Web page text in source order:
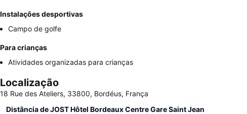
Instalações desportivas
Campo de golfe
Para crianças
Atividades organizadas para crianças
Localização
18 Rue des Ateliers, 33800, Bordéus, França
Distância de JOST Hôtel Bordeaux Centre Gare Saint Jean